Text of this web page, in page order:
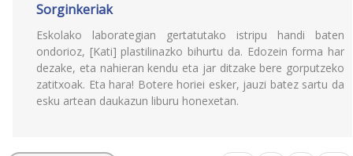
Sorginkeriak
Eskolako laborategian gertatutako istripu handi baten
ondorioz, [Kati] plastilinazko bihurtu da. Edozein forma har
dezake, eta nahieran kendu eta jar ditzake bere gorputzeko
zatitxoak. Eta hara! Botere horiei esker, jauzi batez sartu da
esku artean daukazun liburu honexetan.